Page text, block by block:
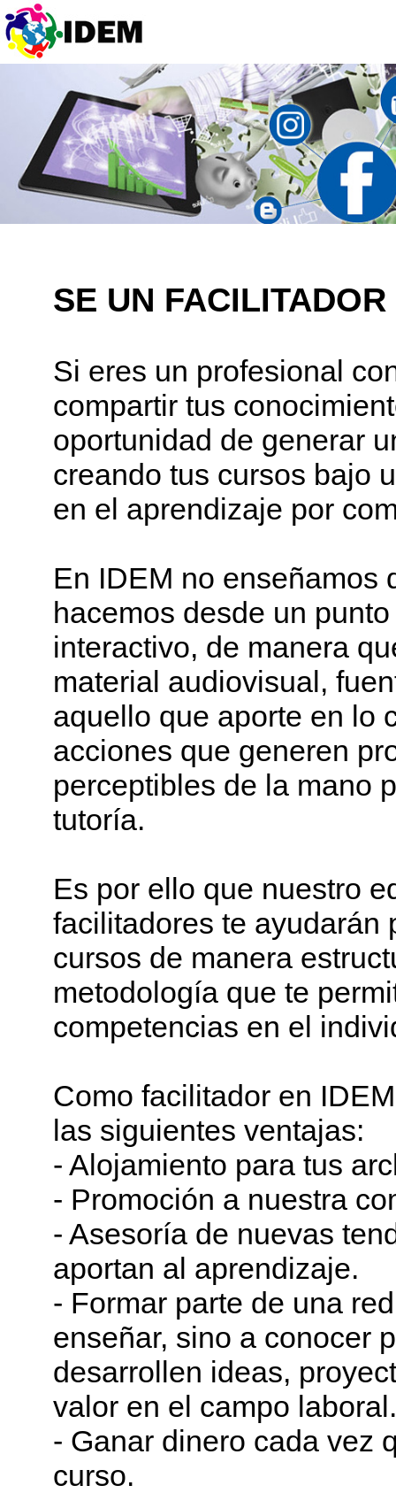
SE UN FACILITADOR
Si eres un profesional
compartir tus
oportunidad de generar
creando tus cursos bajo
en el aprendizaje por
En IDEM no enseñamos
hacemos desde un
interactivo, de manera
material audiovisual,
aquello que aporte en lo
acciones que generen
perceptibles de la mano
tutoría.
Es por ello que nuestro
facilitadores te ayudarán
cursos de manera
metodología que te
competencias en el
Como facilitador en
las siguientes ventajas:
- Alojamiento para tus
- Promoción a nuestra
- Asesoría de nuevas
aportan al aprendizaje.
- Formar parte de una
enseñar, sino a conocer
desarrollen ideas,
valor en el campo laboral.
- Ganar dinero cada vez
curso.